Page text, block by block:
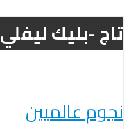
تاج -بليك ليفلي
نجوم عالميين